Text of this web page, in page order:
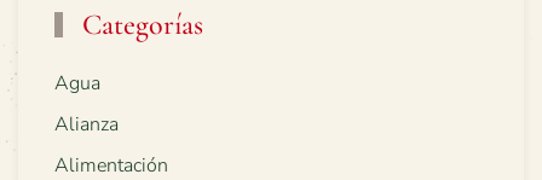
Categorías
Agua
Alianza
Alimentación